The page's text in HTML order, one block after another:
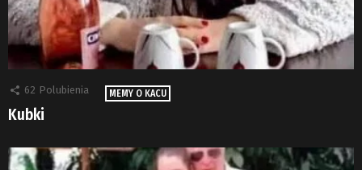
62 Polubienia MEMY O KACU
Kubki